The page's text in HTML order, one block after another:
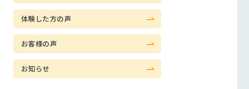
体験した方の声
お客様の声
お知らせ